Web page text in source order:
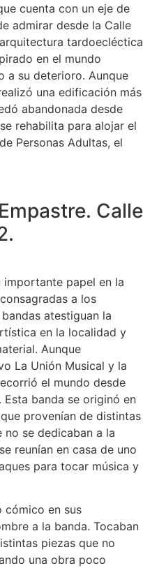
cuenta con un eje de
admirar desde la Calle
tardoecléctica
en el mundo
a su deterioro. Aunque
una edificación más
abandonada desde
rehabilita para alojar el
Personas Adultas, el
Calle
importante papel en la
a los
atestiguan la
en la localidad y
Aunque
La Unión Musical y la
el mundo desde
Esta banda se originó en
provenían de distintas
se dedicaban a la
reunían en casa de uno
para tocar música y
cómico en sus
a la banda. Tocaban
piezas que no
una obra poco